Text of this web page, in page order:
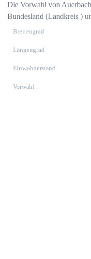
Die Vorwahl von
Bundesland (Landkreis )
Breitengrad
Längengrad
Einwohnerstand
Vorwahl